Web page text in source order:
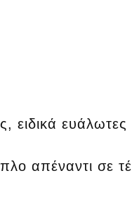
ειδικά
απέναντι σε